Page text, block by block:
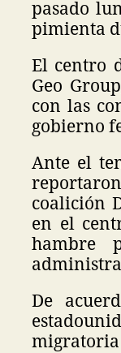
pasado
pimienta
El centro
Geo
con las
gobierno
Ante el
coalición
en el
hambre
De
migratoria